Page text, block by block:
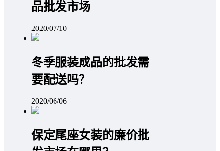
品批发市场
2020/07/10
冬季服装成品的批发需
要配送吗？
2020/06/06
保定尾座女装的廉价批